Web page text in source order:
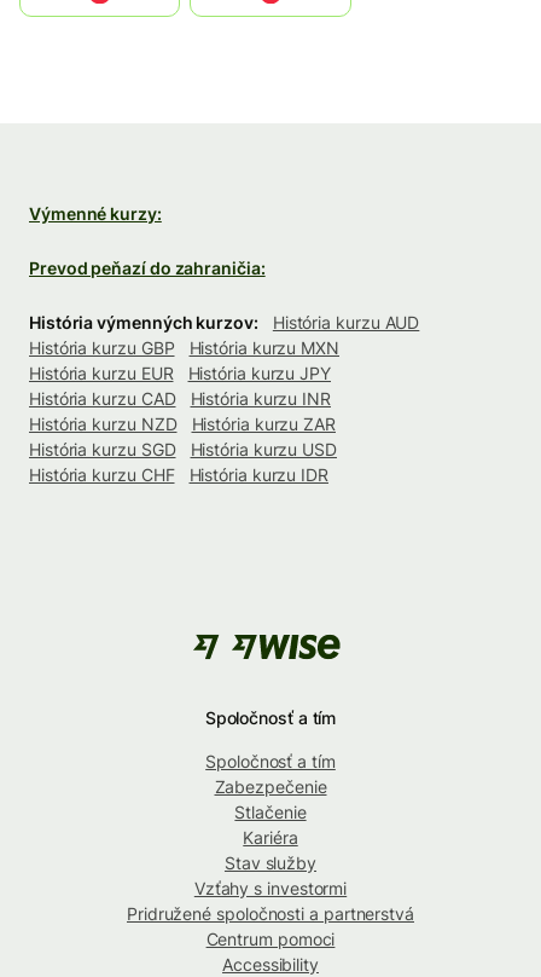
Výmenné kurzy:
Prevod peňazí do zahraničia:
História výmenných kurzov:
História kurzu AUD
História kurzu GBP
História kurzu MXN
História kurzu EUR
História kurzu JPY
História kurzu CAD
História kurzu INR
História kurzu NZD
História kurzu ZAR
História kurzu SGD
História kurzu USD
História kurzu CHF
História kurzu IDR
Spoločnosť a tím
Spoločnosť a tím
Zabezpečenie
Stlačenie
Kariéra
Stav služby
Vzťahy s investormi
Pridružené spoločnosti a partnerstvá
Centrum pomoci
Accessibility